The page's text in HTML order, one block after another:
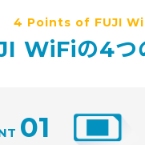
4 Points of FUJI
WiFiの4つ
01